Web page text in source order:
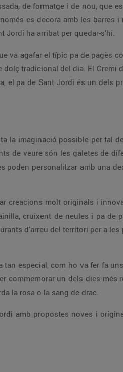
de formatge i de nou, que
es decora amb les barres
Jordi ha arribat per quedar-s'hi.
va agafar el típic pa de pagès
tradicional del dia. El Gremi
el pa de Sant Jordi és un dels
la imaginació possible per tal
de veure són les galetes de
poden personalitzar amb una
creacions molt originals i
cruixent de neules i pa de
d'arreu del territori per a
especial, com ho va fer fa
commemorar un dels dies
la rosa o la sang de drac.
amb propostes noves i